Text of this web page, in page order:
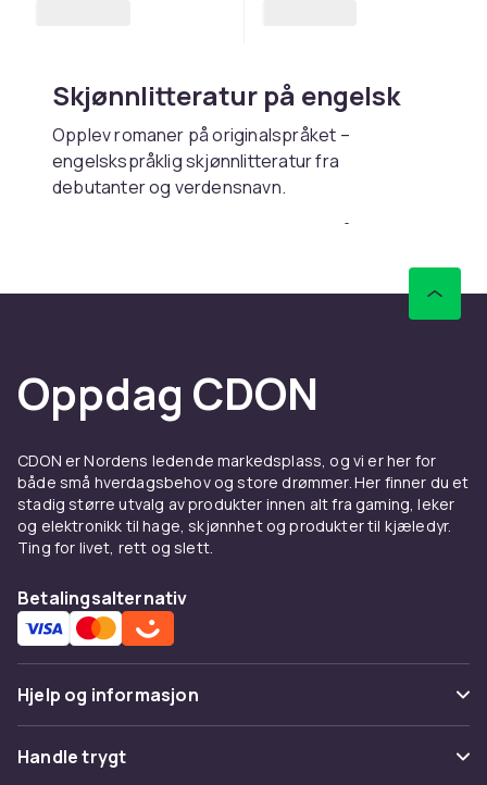
Skjønnlitteratur på engelsk
Opplev romaner på originalspråket –
engelskspråklig skjønnlitteratur fra
debutanter og verdensnavn.
Kjøp skjønnlitteratur på
Oppdag CDON
CDON er Nordens ledende markedsplass, og vi er her for
både små hverdagsbehov og store drømmer. Her finner du et
stadig større utvalg av produkter innen alt fra gaming, leker
og elektronikk til hage, skjønnhet og produkter til kjæledyr.
Ting for livet, rett og slett.
Betalingsalternativ
Hjelp og informasjon
Vanlige spørsmål
Handle trygt